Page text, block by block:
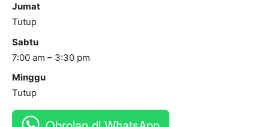
Jumat
Tutup
Sabtu
7:00 am – 3:30 pm
Minggu
Tutup